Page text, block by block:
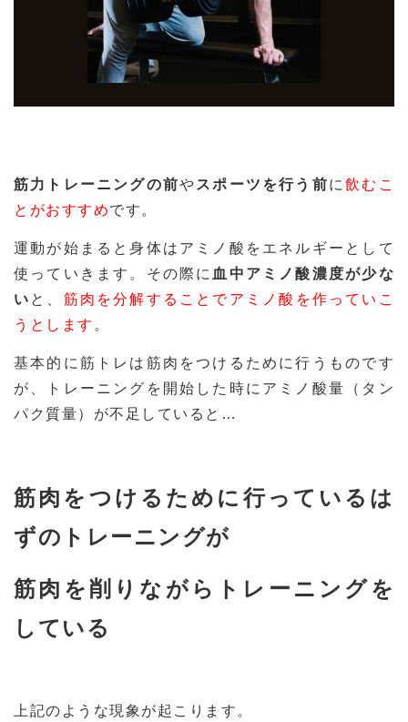
筋力トレーニングの前や スポーツを行う前に飲むこ
とがおすすめです。
運動が始まると身体はアミノ酸をエネルギーとして
使っていきます。その際に 血中アミノ酸濃度が少な
い と、 筋肉を分解することでアミノ酸を作っていこ
うとします 。
基本的に筋トレは筋肉をつけるために行うものです
が、トレーニングを開始した時にアミノ酸量（タン
パク質量）が不足していると…
筋肉をつけるために行っているは
ずのトレーニングが
筋肉を削りながらトレーニングを
している
上記のような現象が起こります。